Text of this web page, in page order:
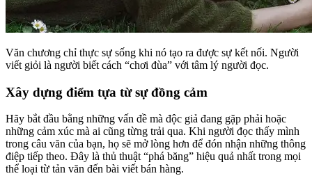
Văn chương chỉ thực sự sống khi nó tạo ra được sự kết nối. Người
viết giỏi là người biết cách “chơi đùa” với tâm lý người đọc.
Xây dựng điểm tựa từ sự đồng cảm
Hãy bắt đầu bằng những vấn đề mà độc giả đang gặp phải hoặc
những cảm xúc mà ai cũng từng trải qua. Khi người đọc thấy mình
trong câu văn của bạn, họ sẽ mở lòng hơn để đón nhận những thông
điệp tiếp theo. Đây là thủ thuật “phá băng” hiệu quả nhất trong mọi
thể loại từ tản văn đến bài viết bán hàng.